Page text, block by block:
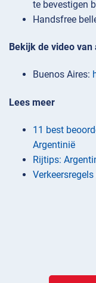
te bevestigen
Handsfree
Bekijk de video
Buenos Aires:
Lees meer
11 best
Argentinië
Rijtips: